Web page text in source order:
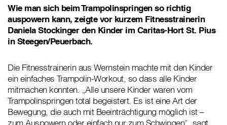
Wie man sich beim Trampolinspringen so richtig
auspowern kann, zeigte vor kurzem Fitnesstrainerin
Daniela Stockinger den Kinder im Caritas-Hort St. Pius
in Steegen/Peuerbach.
Die Fitnesstrainerin aus Wernstein machte mit den Kinder
ein einfaches Trampolin-Workout, so dass alle Kinder
mitmachen konnten. „Alle unsere Kinder waren vom
Trampolinspringen total begeistert. Es ist eine Art der
Bewegung, die auch mit Beeinträchtigung möglich ist –